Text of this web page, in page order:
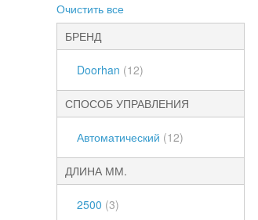
Очистить все
БРЕНД
Doorhan (12)
СПОСОБ УПРАВЛЕНИЯ
Автоматический (12)
ДЛИНА ММ.
2500 (3)